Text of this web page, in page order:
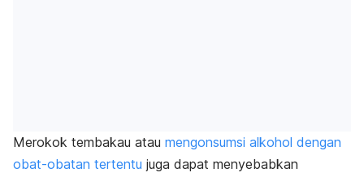
Merokok tembakau atau mengonsumsi alkohol dengan
obat-obatan tertentu juga dapat menyebabkan